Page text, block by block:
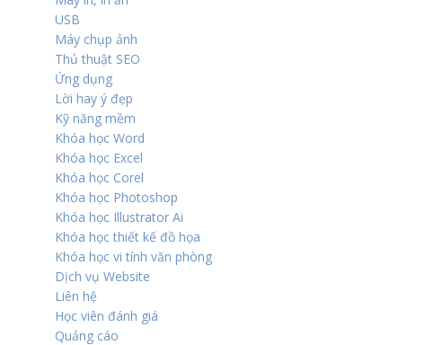
USB
Máy chụp ảnh
Thủ thuật SEO
Ứng dụng
Lời hay ý đẹp
Kỹ năng mềm
Khóa học Word
Khóa học Excel
Khóa học Corel
Khóa học Photoshop
Khóa học Illustrator Ai
Khóa học thiết kế đồ họa
Khóa học vi tính văn phòng
Dịch vụ Website
Liên hệ
Học viên đánh giá
Quảng cáo